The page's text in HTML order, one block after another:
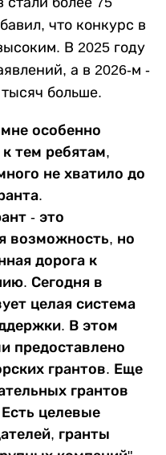
что конкурс в
В 2025 году
а в 2026-м -
больше.
особенно
тем ребятам,
не хватило до
- это
возможность, но
дорога к
Сегодня в
целая система
В этом
предоставлено
грантов. Еще
грантов
целевые
гранты